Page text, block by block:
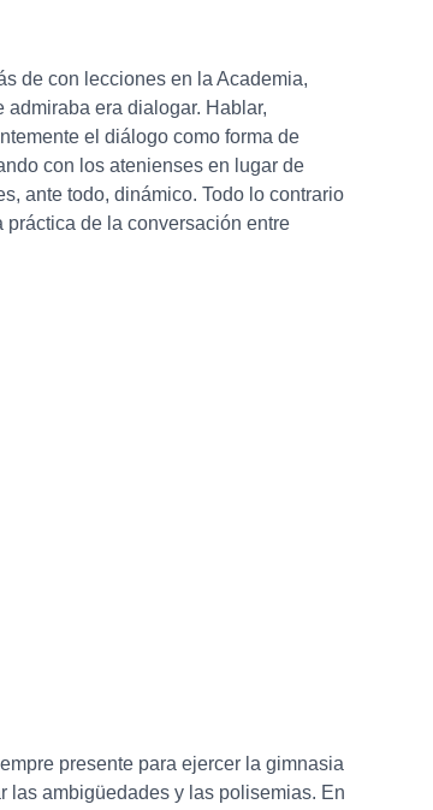
de con lecciones en la Academia,
era dialogar. Hablar,
el diálogo como forma de
con los atenienses en lugar de
ante todo, dinámico. Todo lo contrario
de la conversación entre
presente para ejercer la gimnasia
las ambigüedades y las polisemias. En